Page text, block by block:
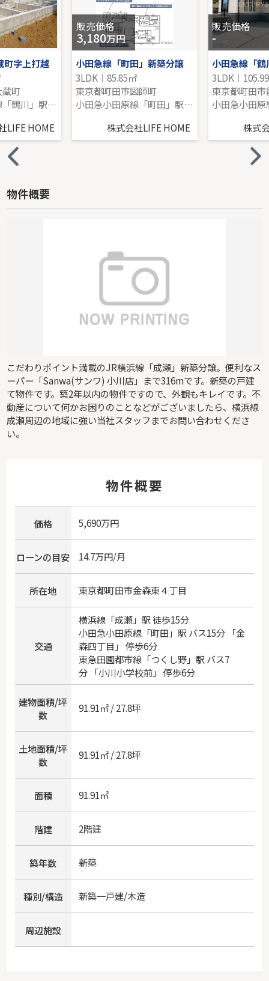
販売価格を見る
町字上打越
町
小田急小田原線「鶴川」駅 徒歩35分
LIFE HOME
販売価格
3,180万円
小田急線「町田」新築分譲
3LDK｜85.85㎡
東京都町田市図師町
小田急小田原線「町田」駅 バス19分 「馬駈」 停歩8分
株式会社LIFE HOME
販売価格
-
小田急線「
3LDK｜
東京都町田
株式
物件概要
こだわりポイント満載のJR横浜線「成瀬」新築分譲。便利なス
ーパー「Sanwa(サンワ) 小川店」まで316mです。新築の戸建
て物件です。築2年以内の物件ですので、外観もキレイです。不
動産について何かお困りのことなどがございましたら、横浜線
成瀬周辺の地域に強い当社スタッフまでお問い合わせくださ
い。
物件概要
価格 5,690万円
ローンの目安 14.7万円/月
所在地 東京都町田市金森東４丁目
交通
横浜線「成瀬」駅 徒歩15分
小田急小田原線「町田 」駅 バス15分 「金
森四丁目」 停歩6分
東急田園都市線「つくし野」駅 バス7
分 「小川小学校前」 停歩6分
建物面積/坪
数
91.91㎡ / 27.8坪
土地面積/坪
数
91.91㎡ / 27.8坪
面積 91.91㎡
階建 2階建
築年数 新築
種別/構造 新築一戸建/木造
周辺施設